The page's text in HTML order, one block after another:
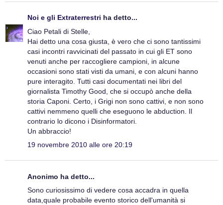
Noi e gli Extraterrestri ha detto...
Ciao Petali di Stelle,
Hai detto una cosa giusta, è vero che ci sono tantissimi
casi incontri ravvicinati del passato in cui gli ET sono
venuti anche per raccogliere campioni, in alcune
occasioni sono stati visti da umani, e con alcuni hanno
pure interagito. Tutti casi documentati nei libri del
giornalista Timothy Good, che si occupò anche della
storia Caponi. Certo, i Grigi non sono cattivi, e non sono
cattivi nemmeno quelli che eseguono le abduction. Il
contrario lo dicono i Disinformatori.
Un abbraccio!
19 novembre 2010 alle ore 20:19
Anonimo ha detto...
Sono curiosissimo di vedere cosa accadra in quella
data,quale probabile evento storico dell'umanità si